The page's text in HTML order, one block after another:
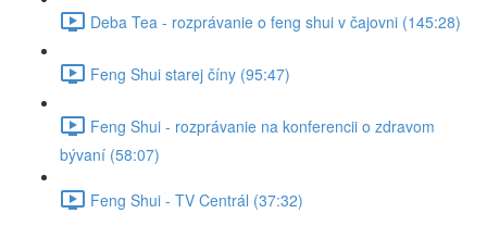
Deba Tea - rozprávanie o feng shui v čajovni (145:28)
Feng Shui starej číny (95:47)
Feng Shui - rozprávanie na konferencii o zdravom
bývaní (58:07)
Feng Shui - TV Centrál (37:32)